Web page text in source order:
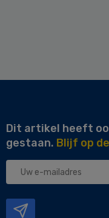
Dit artikel heeft
gestaan. Blijf op
Uw